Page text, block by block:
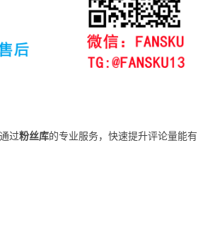
过粉丝库的专业服务，快速提升评论量能有